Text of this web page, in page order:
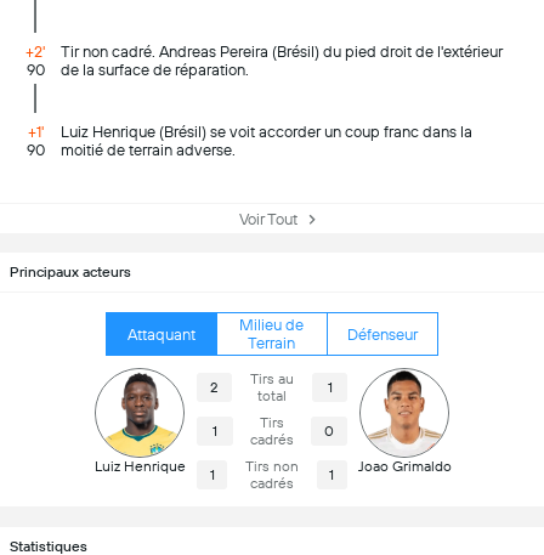
+2'
90
Tir non cadré. Andreas Pereira (Brésil) du pied droit de l'extérieur
de la surface de réparation.
+1'
90
Luiz Henrique (Brésil) se voit accorder un coup franc dans la
moitié de terrain adverse.
Voir Tout
Principaux acteurs
Attaquant
Milieu de
Terrain
Défenseur
Luiz Henrique
2
Tirs au
total
1
1
Tirs
cadrés
0
1
Tirs non
cadrés
1 Joao Grimaldo
Statistiques